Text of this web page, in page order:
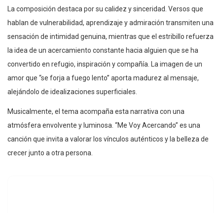
La composición destaca por su calidez y sinceridad. Versos que
hablan de vulnerabilidad, aprendizaje y admiración transmiten una
sensación de intimidad genuina, mientras que el estribillo refuerza
la idea de un acercamiento constante hacia alguien que se ha
convertido en refugio, inspiración y compañía. La imagen de un
amor que “se forja a fuego lento” aporta madurez al mensaje,
alejándolo de idealizaciones superficiales.
Musicalmente, el tema acompaña esta narrativa con una
atmósfera envolvente y luminosa. “Me Voy Acercando” es una
canción que invita a valorar los vínculos auténticos y la belleza de
crecer junto a otra persona.